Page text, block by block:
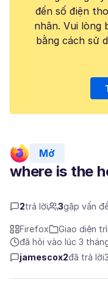
đến số điện
nhân. Vui lòng
bằng cách sử
Mở
where is the
2trả lời 3gặp vấn
Firefox
Giao diện
đã hỏi vào lúc 3
jamescox2đã trả lời